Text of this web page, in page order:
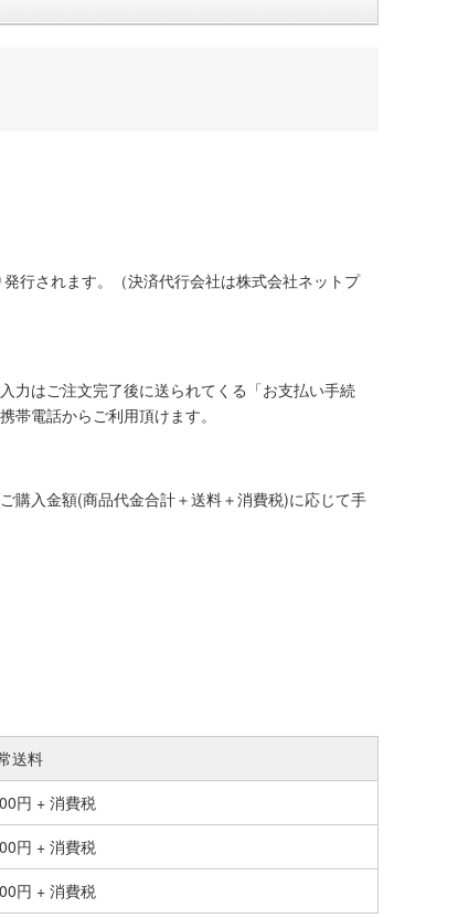
行されます。（決済代行会社は株式会社ネットプ
力はご注文完了後に送られてくる「お支払い手続
帯電話からご利用頂けます。
購入金額(商品代金合計＋送料＋消費税)に応じて手
送料
円 + 消費税
円 + 消費税
円 + 消費税